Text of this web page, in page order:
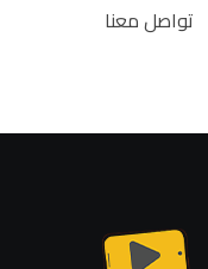
تواصل معنا